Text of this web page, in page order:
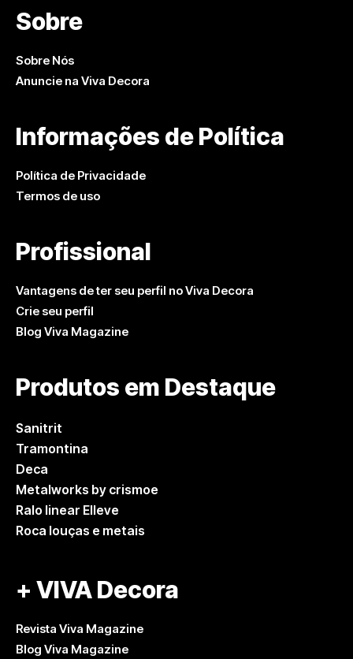
Sobre
Sobre Nós
Anuncie na Viva Decora
Informações de Política
Política de Privacidade
Termos de uso
Profissional
Vantagens de ter seu perfil no Viva Decora
Crie seu perfil
Blog Viva Magazine
Produtos em Destaque
Sanitrit
Tramontina
Deca
Metalworks by crismoe
Ralo linear Elleve
Roca louças e metais
+ VIVA Decora
Revista Viva Magazine
Blog Viva Magazine